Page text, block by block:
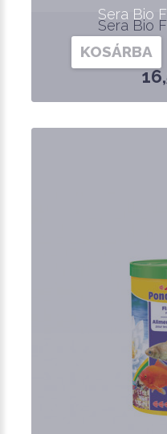
Sera Bio
Sera Bio
KOSÁRBA